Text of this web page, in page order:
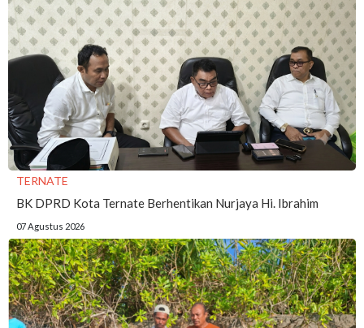
TERNATE
BK DPRD Kota Ternate Berhentikan Nurjaya Hi. Ibrahim
07 Agustus 2026